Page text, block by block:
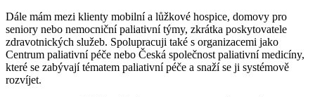
Dále mám mezi klienty mobilní a lůžkové hospice, domovy pro
seniory nebo nemocniční paliativní týmy, zkrátka poskytovatele
zdravotnických služeb. Spolupracuji také s organizacemi jako
Centrum paliativní péče nebo Česká společnost paliativní medicíny,
které se zabývají tématem paliativní péče a snaží se ji systémově
rozvíjet.